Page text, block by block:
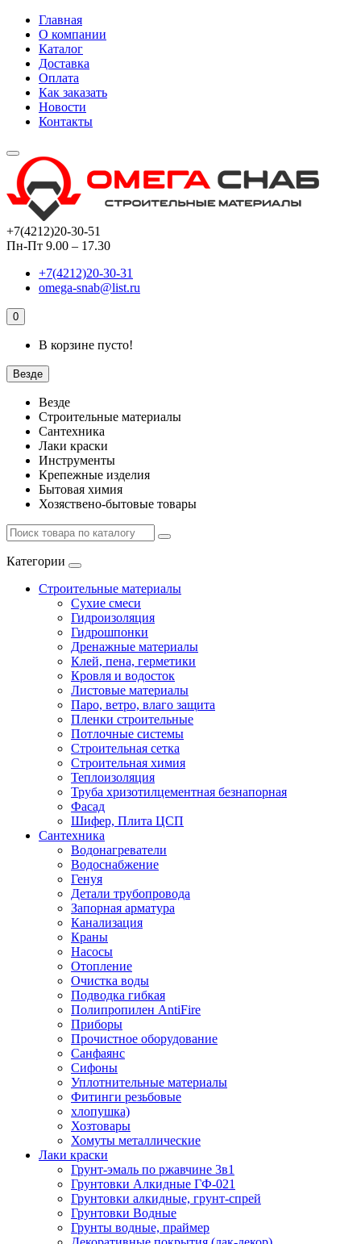
Главная
О компании
Каталог
Доставка
Оплата
Как заказать
Новости
Контакты
+7(4212)20-30-51
Пн-Пт 9.00 – 17.30
+7(4212)20-30-31
omega-snab@list.ru
0
В корзине пусто!
Везде
Везде
Строительные материалы
Сантехника
Лаки краски
Инструменты
Крепежные изделия
Бытовая химия
Хозяствено-бытовые товары
Категории
Строительные материалы
Сухие смеси
Гидроизоляция
Гидрошпонки
Дренажные материалы
Клей, пена, герметики
Кровля и водосток
Листовые материалы
Паро, ветро, влаго защита
Пленки строительные
Потлочные системы
Строительная сетка
Строительная химия
Теплоизоляция
Труба хризотилцементная безнапорная
Фасад
Шифер, Плита ЦСП
Сантехника
Водонагреватели
Водоснабжение
Генуя
Детали трубопровода
Запорная арматура
Канализация
Краны
Насосы
Отопление
Очистка воды
Подводка гибкая
Полипропилен AntiFire
Приборы
Прочистное оборудование
Санфаянс
Сифоны
Уплотнительные материалы
Фитинги резьбовые
хлопушка)
Хозтовары
Хомуты металлические
Лаки краски
Грунт-эмаль по ржавчине 3в1
Грунтовки Алкидные ГФ-021
Грунтовки алкидные, грунт-спрей
Грунтовки Водные
Грунты водные, праймер